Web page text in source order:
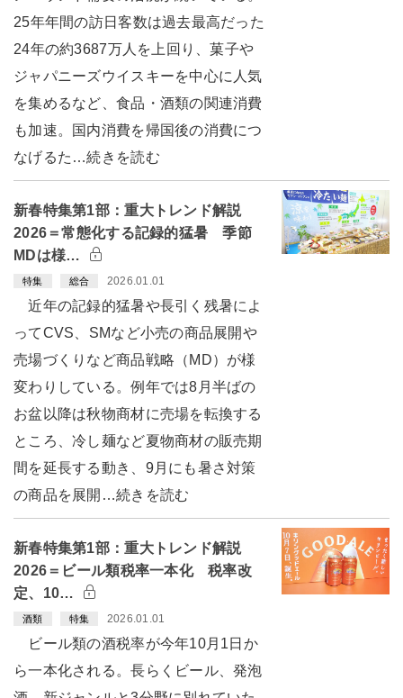
25年年間の訪日客数は過去最高だった
24年の約3687万人を上回り、菓子や
ジャパニーズウイスキーを中心に人気
を集めるなど、食品・酒類の関連消費
も加速。国内消費を帰国後の消費につ
なげるた…続きを読む
新春特集第1部：重大トレンド解説
2026＝常態化する記録的猛暑 季節
MDは様…
特集 総合 2026.01.01
近年の記録的猛暑や長引く残暑によ
ってCVS、SMなど小売の商品展開や
売場づくりなど商品戦略（MD）が様
変わりしている。例年では8月半ばの
お盆以降は秋物商材に売場を転換する
ところ、冷し麺など夏物商材の販売期
間を延長する動き、9月にも暑さ対策
の商品を展開…続きを読む
新春特集第1部：重大トレンド解説
2026＝ビール類税率一本化 税率改
定、10…
酒類 特集 2026.01.01
ビール類の酒税率が今年10月1日か
ら一本化される。長らくビール、発泡